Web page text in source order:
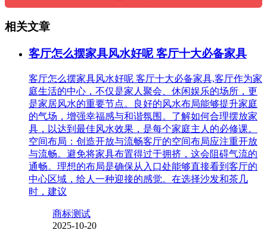
相关文章
客厅怎么摆家具风水好呢 客厅十大必备家具
客厅怎么摆家具风水好呢 客厅十大必备家具,客厅作为家
庭生活的中心，不仅是家人聚会、休闲娱乐的场所，更
是家居风水的重要节点。良好的风水布局能够提升家庭
的气场，增强幸福感与和谐氛围。了解如何合理摆放家
具，以达到最佳风水效果，是每个家庭主人的必修课。
空间布局：创造开放与流畅客厅的空间布局应注重开放
与流畅。避免将家具布置得过于拥挤，这会阻碍气流的
通畅。理想的布局是确保从入口处能够直接看到客厅的
中心区域，给人一种迎接的感觉。在选择沙发和茶几
时，建议
商标测试
2025-10-20